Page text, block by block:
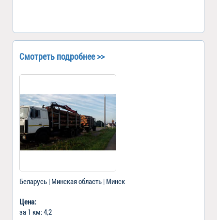
Смотреть подробнее >>
Беларусь | Минская область | Минск
Цена:
за 1 км: 4,2